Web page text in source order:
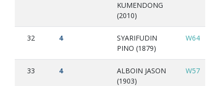
KUMENDONG
(2010)
32 4
SYARIFUDIN
PINO (1879)
W64
33 4
ALBOIN JASON
(1903)
W57